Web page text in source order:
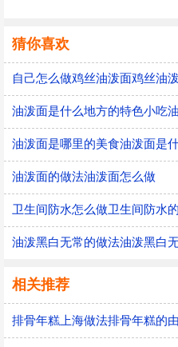
猜你喜欢
自己怎么做鸡丝油泼面鸡丝油
油泼面是哪里的美食油泼面是
油泼面的做法油泼面怎么做
卫生间防水怎么做卫生间防水
油泼黑白无常的做法油泼黑白
相关推荐
排骨年糕上海做法排骨年糕的